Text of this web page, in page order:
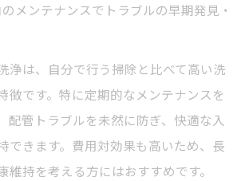
メンテナンスでトラブルの早期発見・
浄は、自分で行う掃除と比べて高い洗
徴です。特に定期的なメンテナンスを
配管トラブルを未然に防ぎ、快適な入
できます。費用対効果も高いため、長
維持を考える方にはおすすめです。